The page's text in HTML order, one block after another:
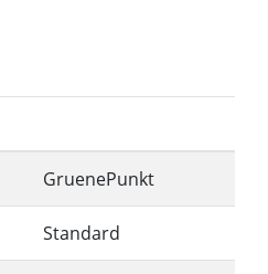
GruenePunkt
Standard